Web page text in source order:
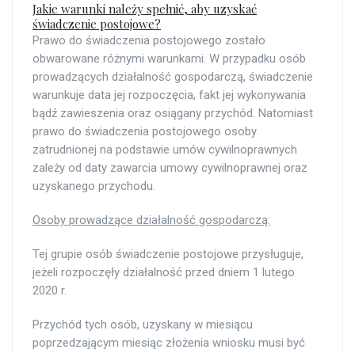
Jakie warunki należy spełnić, aby uzyskać
świadczenie postojowe?
Prawo do świadczenia postojowego zostało
obwarowane różnymi warunkami. W przypadku osób
prowadzących działalność gospodarczą, świadczenie
warunkuje data jej rozpoczęcia, fakt jej wykonywania
bądź zawieszenia oraz osiągany przychód. Natomiast
prawo do świadczenia postojowego osoby
zatrudnionej na podstawie umów cywilnoprawnych
zależy od daty zawarcia umowy cywilnoprawnej oraz
uzyskanego przychodu.
Osoby prowadzące działalność gospodarczą:
Tej grupie osób świadczenie postojowe przysługuje,
jeżeli rozpoczęły działalność przed dniem 1 lutego
2020 r.
Przychód tych osób, uzyskany w miesiącu
poprzedzającym miesiąc złożenia wniosku musi być